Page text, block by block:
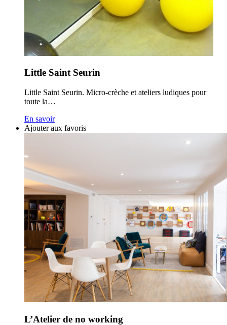
Little Saint Seurin
Little Saint Seurin. Micro-crèche et ateliers ludiques pour
toute la…
En savoir
Ajouter aux favoris
L’Atelier de no working